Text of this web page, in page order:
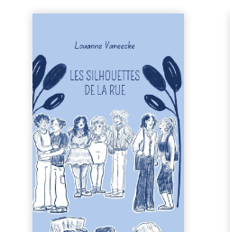
la rue donne la
parole à six
personnages
ordinaires,
traversés par des
pensées, des
émotions et des
silences qui
pourraient
appartenir à
chacun de nous. À
travers leurs